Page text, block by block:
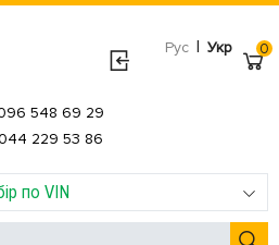
Рус | Укр
по VIN
548 69 29
229 53 86
0